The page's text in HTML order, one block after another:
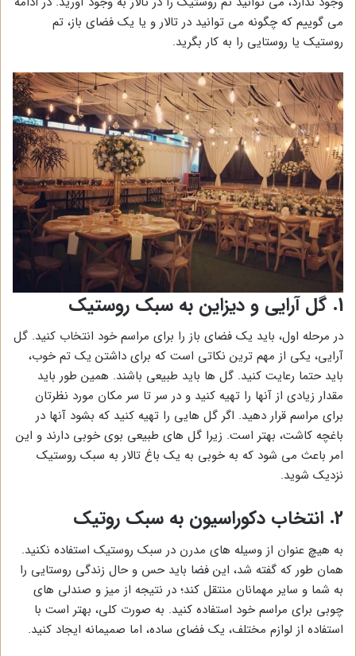
می گوییم که چگونه می توانید در تالار و یا یک فضای باز، تم
روستیک یا روستایی را به کار بگرید.
1. گل آرایی و دیزاین به سبک روستیک
در مرحله اول، باید یک فضای باز را برای مراسم خود انتخاب کنید. گل
آرایی، یکی از مهم ترین نکاتی است که برای داشتن یک تم خوب،
باید حتما رعایت کنید. گل ها باید طبیعی باشند. همین طور باید
مقدار زیادی از آنها را تهیه کنید و در سر تا سر مکان مورد نظرتان
برای مراسم قرار دهید. اگر گل هایی را تهیه کنید که بشود آنها در
باغچه کاشت، بهتر است. زیرا گل های طبیعی بوی خوبی دارند و این
امر باعث می شود که به خوبی به یک باغ تالار به سبک روستیک
نزدیک شوید.
2. انتخاب دکوراسیون به سبک روتیک
به هیچ عنوان از وسیله های مدرن در سبک روستیک استفاده نکنید.
همان طور که گفته شد، این فضا باید حس و حال زندگی روستایی را
به شما و سایر مهمانان منتقل کند؛ در نتیجه از میز و صندلی های
چوبی برای مراسم خود استفاده کنید. به صورت کلی، بهتر است با
استفاده از لوازم مختلف، یک فضای ساده، اما صمیمانه ایجاد کنید.